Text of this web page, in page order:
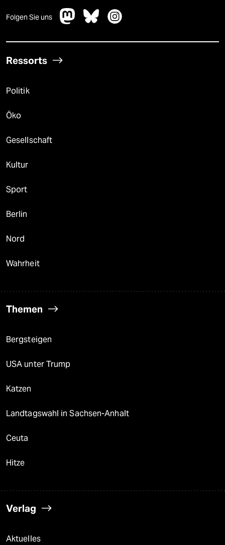
Folgen Sie uns
Ressorts
Politik
Öko
Gesellschaft
Kultur
Sport
Berlin
Nord
Wahrheit
Themen
Bergsteigen
USA unter Trump
Katzen
Landtagswahl in Sachsen-Anhalt
Ceuta
Hitze
Verlag
Aktuelles